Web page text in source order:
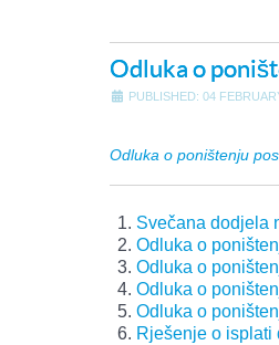
Odluka o
PUBLISHED: 04
Odluka o poništenju
Svečana dodjela
Odluka o
Odluka o
Odluka o
Odluka o
Rješenje o isplati